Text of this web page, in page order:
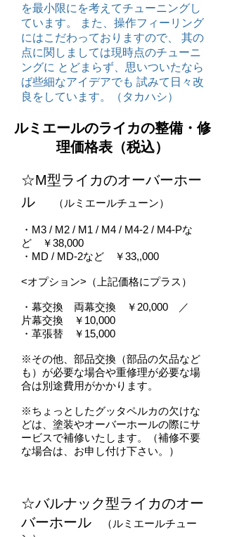
を最小限にを考えてチューニングし
ています。 また、操作フィーリング
にはこだわっておりますので、 其の
点に関しましては現時点のチューニ
ングに とどまらず、思いついたなら
ば些細なアイデアでも 試みて日々改
良をしています。（タカハシ）
ルミエールのライカの整備・修
理価格表（税込）
☆M型ライカのオーバーホー
ル
（ルミエールチューン）
・M3 / M2 / M1 / M4 / M4-2 / M4-Pな
ど ￥38,000
・MD / MD-2など ￥33,,000
<オプション>（上記価格にプラス）
・幕交換 両幕交換 ￥20,000 ／
片幕交換 ￥10,000
・革張替 ￥15,000
※その他、部品交換（部品の欠品など
も）が必要な場合や重修理が必要な場
合は別途費用がかかります。
※ちょっとしたグッタペルカの欠けな
どは、塗装やオーバーホールの際にサ
ービスで補修いたします。（補修不要
な場合は、お申し付け下さい。）
☆バルナック型ライカのオー
バーホール （ルミエールチュー